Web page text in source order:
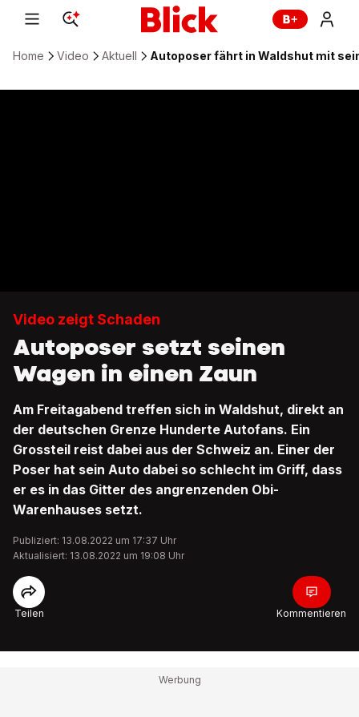
Home Video Aktuell Autoposer fährt in Waldshut mit
Video zeigt Schaden
Autoposer setzt seinen
Wagen in einen Zaun
Am Freitagabend treffen sich in Waldshut, direkt an
der deutschen Grenze Hunderte Autofans. Ein
Grossteil reist dabei aus der Schweiz an. Einer der
Poser hat sein Auto dabei so schlecht im Griff, dass
er es in das Gitter des angrenzenden Obi-
Warenhauses setzt.
Publiziert: 13.08.2022 um 17:37 Uhr
Aktualisiert: 13.08.2022 um 19:08 Uhr
Teilen Kommentieren